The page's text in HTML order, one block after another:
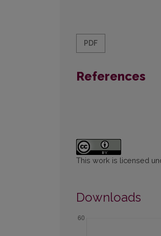
PDF
References
This work is licensed
Downloads